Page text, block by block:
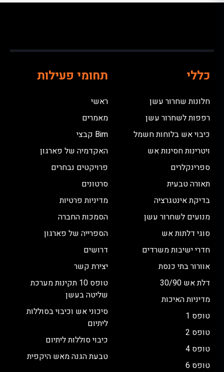
כללי
חלונות שחרור עשן
רפפות לשחרור עשן
כיבוי אש בלוחות חשמל
ויטרינות חסינות אש
ספרינקלרים
תאורה טבעית
בדיקת אינטגרציה
מנועים לשחרור עשן
סוגי דלתות אש
חדרי ישיבות משרדים
אוורור בתי כנסת
דלת אש 30/90
מדיניות האיכות
טופס 1
טופס 2
טופס 4
טופס 6
תחומי פעילות
ראשי
מאמרים
Bim קבצי
האקדמיה של פארגון
פרויקטים נבחרים
סרטונים
מדיניות פרטיות
הסמכות החברה
הספרייה של פארגון
דרושים
יצירת קשר
טופס 10 תקינות מערכת
שליטה בעשן
סיכוני אש וכיבוי בסוללות
ליתיום
כיבוי סוללות ליתיום
טבעת הגנה מאש היקפית